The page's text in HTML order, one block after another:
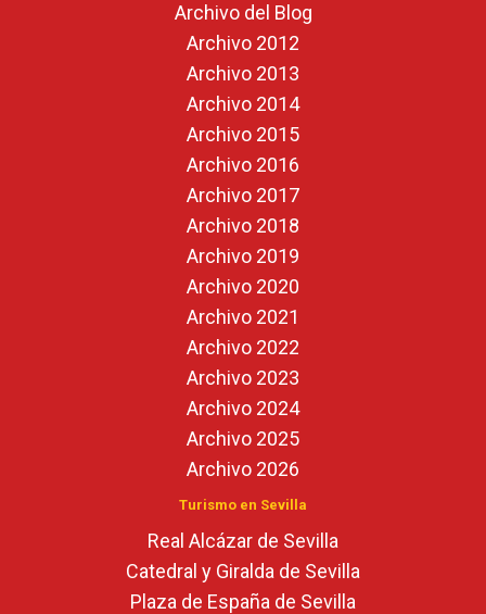
Archivo del Blog
Archivo 2012
Archivo 2013
Archivo 2014
Archivo 2015
Archivo 2016
Archivo 2017
Archivo 2018
Archivo 2019
Archivo 2020
Archivo 2021
Archivo 2022
Archivo 2023
Archivo 2024
Archivo 2025
Archivo 2026
Turismo en Sevilla
Real Alcázar de Sevilla
Catedral y Giralda de Sevilla
Plaza de España de Sevilla